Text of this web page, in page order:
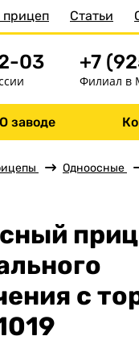
прицеп Статьи
03 +7
Филиал в
О заводе
Одноосные
с